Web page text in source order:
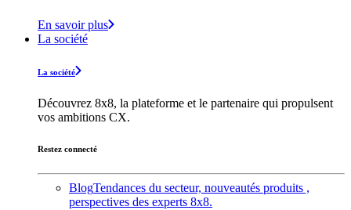
En savoir plus
La société
La société
Découvrez 8x8, la plateforme et le partenaire qui propulsent
vos ambitions CX.
Restez connecté
BlogTendances du secteur, nouveautés produits ,
perspectives des experts 8x8.